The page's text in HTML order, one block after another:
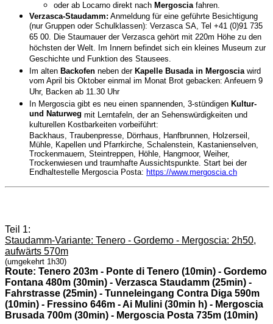
oder ab Locarno direkt nach Mergosciafahren.
Verzasca-Staudamm: Anmeldung für eine geführte Besichtigung
(nur Gruppen oder Schulklassen): Verzasca SA, Tel +41 (0)91 735
65 00. Die Staumauer der Verzasca gehört mit 220m Höhe zu den
höchsten der Welt. Im Innern befindet sich ein kleines Museum zur
Geschichte und Funktion des Stausees.
Im alten Backofen neben der Kapelle Busada in Mergosciawird
vom April bis Oktober einmal im Monat Brot gebacken: Anfeuern 9
Uhr, Backen ab 11.30 Uhr
In Mergoscia gibt es neu einen spannenden, 3-stündigen Kultur-
und Naturweg mit Lerntafeln, der an Sehenswürdigkeiten und
kulturellen Kostbarkeiten vorbeiführt:
Backhaus, Traubenpresse, Dörrhaus, Hanfbrunnen, Holzerseil,
Mühle, Kapellen und Pfarrkirche, Schalenstein, Kastanienselven,
Trockenmauern, Steintreppen, Höhle, Hangmoor, Weiher,
Trockenwiesen und traumhafte Aussichtspunkte. Start bei der
Endhaltestelle Mergoscia Posta: https://www.mergoscia.ch
Teil 1:
Staudamm-Variante: Tenero - Gordemo - Mergoscia: 2h50,
aufwärts 570m
(umgekehrt 1h30)
Route: Tenero 203m - Ponte di Tenero (10min) - Gordemo
Fontana 480m (30min) - Verzasca Staudamm (25min) -
Fahrstrasse (25min) - Tunneleingang Contra Diga 590m
(10min) - Fressino 646m - Ai Mulini (30min h) - Mergoscia
Brusada 700m (30min) - Mergoscia Posta 735m (10min)